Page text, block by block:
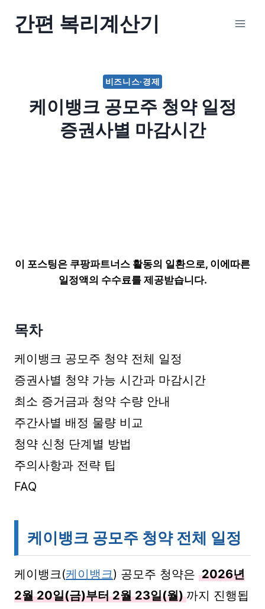
간편 복리계산기
비즈니스·경제
케이뱅크 공모주 청약 일정
증권사별 마감시간
이 포스팅은 쿠팡파트너스 활동의 일환으로, 이에따른
일정액의 수수료를 제공받습니다.
목차
케이뱅크 공모주 청약 전체 일정
증권사별 청약 가능 시간과 마감시간
최소 증거금과 청약 수량 안내
주간사별 배정 물량 비교
청약 신청 단계별 방법
주의사항과 전략 팁
FAQ
케이뱅크 공모주 청약 전체 일정
케이뱅크(케이뱅크) 공모주 청약은 2026년
2월 20일(금)부터 2월 23일(월) 까지 진행됩